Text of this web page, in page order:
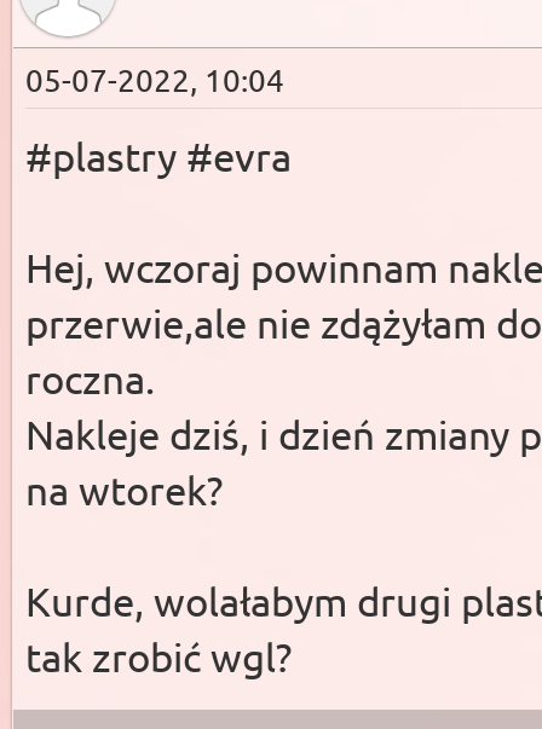
05-07-2022, 10:04
#plastry #evra
Hej, wczoraj powinnam
przerwie,ale nie zdążyłam
roczna.
Nakleje dziś, i dzień zmiany
na wtorek?
Kurde, wolałabym drugi
tak zrobić wgl?